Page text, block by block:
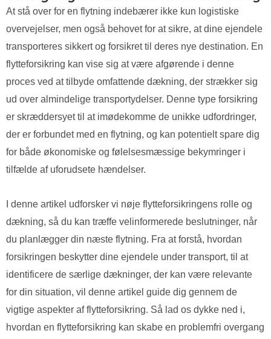
At stå over for en flytning indebærer ikke kun logistiske
overvejelser, men også behovet for at sikre, at dine ejendele
transporteres sikkert og forsikret til deres nye destination. En
flytteforsikring kan vise sig at være afgørende i denne
proces ved at tilbyde omfattende dækning, der strækker sig
ud over almindelige transportydelser. Denne type forsikring
er skræddersyet til at imødekomme de unikke udfordringer,
der er forbundet med en flytning, og kan potentielt spare dig
for både økonomiske og følelsesmæssige bekymringer i
tilfælde af uforudsete hændelser.
I denne artikel udforsker vi nøje flytteforsikringens rolle og
dækning, så du kan træffe velinformerede beslutninger, når
du planlægger din næste flytning. Fra at forstå, hvordan
forsikringen beskytter dine ejendele under transport, til at
identificere de særlige dækninger, der kan være relevante
for din situation, vil denne artikel guide dig gennem de
vigtige aspekter af flytteforsikring. Så lad os dykke ned i,
hvordan en flytteforsikring kan skabe en problemfri overgang